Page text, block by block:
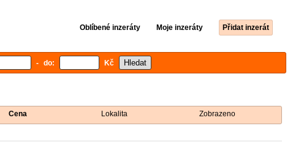
Oblíbené inzeráty Moje inzeráty Přidat inzerát
- do: Kč
Cena Lokalita Zobrazeno